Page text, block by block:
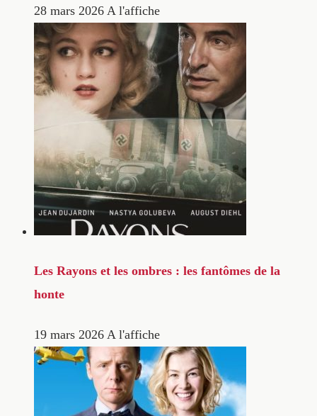
28 mars 2026 A l'affiche
Les Rayons et les ombres : les fantômes de la
honte
19 mars 2026 A l'affiche